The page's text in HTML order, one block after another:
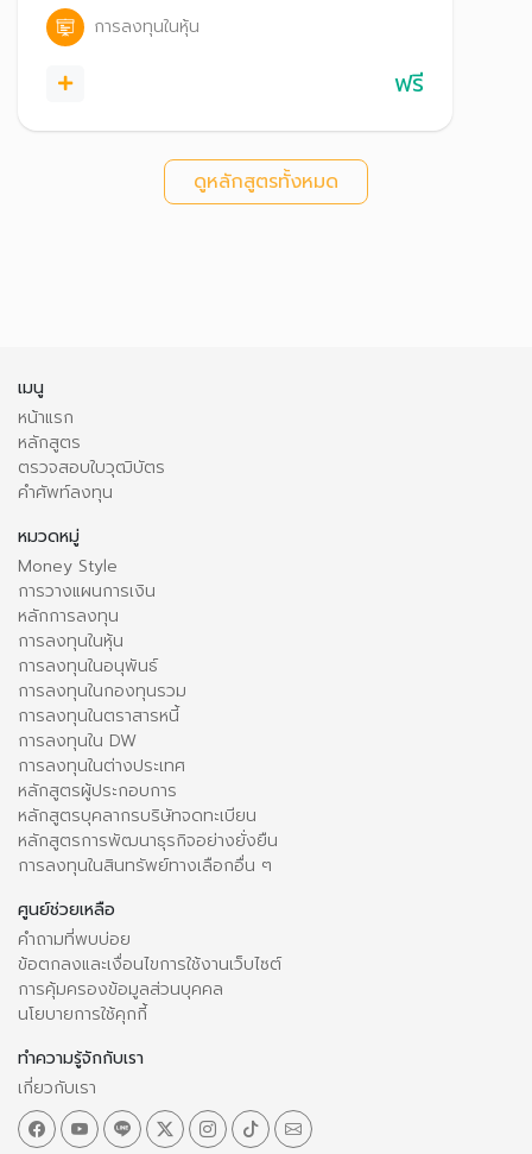
การลงทุนในหุ้น
ฟรี
ดูหลักสูตรทั้งหมด
เมนู
หน้าแรก
หลักสูตร
ตรวจสอบใบวุฒิบัตร
คำศัพท์ลงทุน
หมวดหมู่
Money Style
การวางแผนการเงิน
หลักการลงทุน
การลงทุนในหุ้น
การลงทุนในอนุพันธ์
การลงทุนในกองทุนรวม
การลงทุนในตราสารหนี้
การลงทุนใน DW
การลงทุนในต่างประเทศ
หลักสูตรผู้ประกอบการ
หลักสูตรบุคลากรบริษัทจดทะเบียน
หลักสูตรการพัฒนาธุรกิจอย่างยั่งยืน
การลงทุนในสินทรัพย์ทางเลือกอื่น ๆ
ศูนย์ช่วยเหลือ
คำถามที่พบบ่อย
ข้อตกลงและเงื่อนไขการใช้งานเว็บไซต์
การคุ้มครองข้อมูลส่วนบุคคล
นโยบายการใช้คุกกี้
ทำความรู้จักกับเรา
เกี่ยวกับเรา